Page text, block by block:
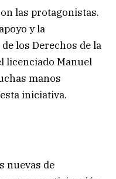
las protagonistas.
y la
los Derechos de la
licenciado Manuel
manos
iniciativa.
nuevas de